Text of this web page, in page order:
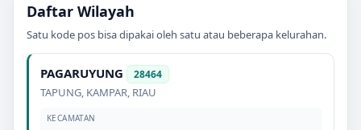
Daftar Wilayah
Satu kode pos bisa dipakai oleh satu atau beberapa kelurahan.
PAGARUYUNG 28464
TAPUNG, KAMPAR, RIAU
KECAMATAN